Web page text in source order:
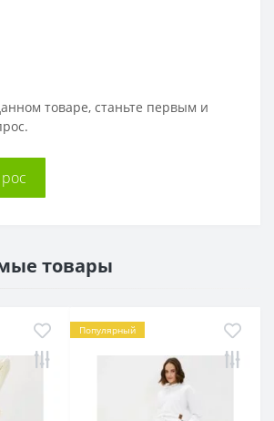
товаре, станьте первым и
товары
Популярный